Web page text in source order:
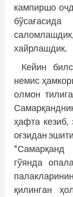
кампиршо
хайрлашдик.
Кейин
немис
олмон
ҳафта кезиб,
оғзидан
гўянда
қилинган